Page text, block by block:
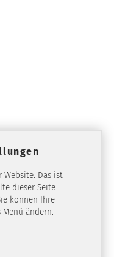
Website. Das ist
dieser Seite
können Ihre
ändern.